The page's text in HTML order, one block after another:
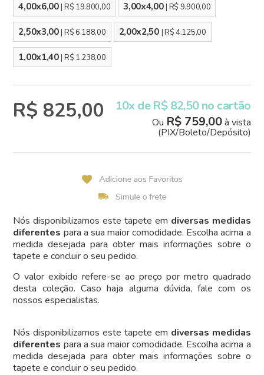
4,00x6,00 | R$ 19.800,00 3,00x4,00 | R$ 9.900,00
2,50x3,00 | R$ 6.188,00 2,00x2,50 | R$ 4.125,00
1,00x1,40 | R$ 1.238,00
R$ 825,00 10x de R$ 82,50 no cartão
Ou R$ 759,00à vista
(PIX/Boleto/Depósito)
Nós disponibilizamos este tapete em diversas medidas
diferentes para a sua maior comodidade. Escolha acima a
medida desejada para obter mais informações sobre o
tapete e concluir o seu pedido.
O valor exibido refere-se ao preço por metro quadrado
desta coleção. Caso haja alguma dúvida, fale com os
nossos especialistas.
Nós disponibilizamos este tapete em diversas medidas
diferentes para a sua maior comodidade. Escolha acima a
medida desejada para obter mais informações sobre o
tapete e concluir o seu pedido.